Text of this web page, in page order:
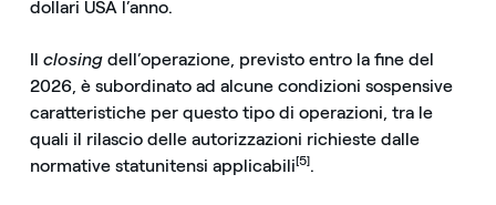
dollari USA l’anno.
Il closing dell’operazione, previsto entro la fine del
2026, è subordinato ad alcune condizioni sospensive
caratteristiche per questo tipo di operazioni, tra le
quali il rilascio delle autorizzazioni richieste dalle
normative statunitensi applicabili[5].